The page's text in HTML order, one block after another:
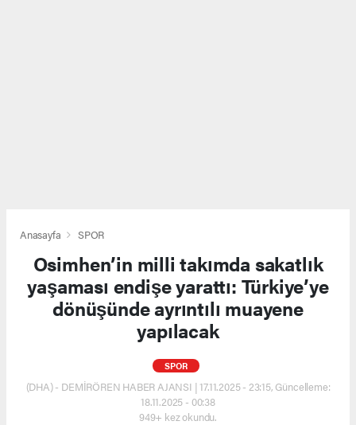
Anasayfa SPOR
Osimhen’in milli takımda sakatlık
yaşaması endişe yarattı: Türkiye’ye
dönüşünde ayrıntılı muayene
yapılacak
SPOR
(DHA) - DEMİRÖREN HABER AJANSI | 17.11.2025 - 23:15, Güncelleme:
18.11.2025 - 00:38
949+ kez okundu.